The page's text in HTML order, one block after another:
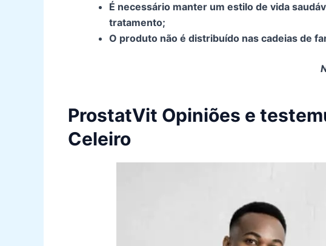
É necessário manter um estilo de vida
tratamento;
O produto não é distribuído nas cadeias de
ProstatVit Opiniões e
Celeiro